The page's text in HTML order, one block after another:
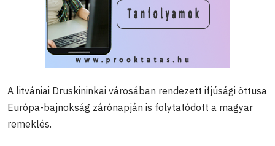
A litvániai Druskininkai városában rendezett ifjúsági öttusa
Európa-bajnokság zárónapján is folytatódott a magyar
remeklés.